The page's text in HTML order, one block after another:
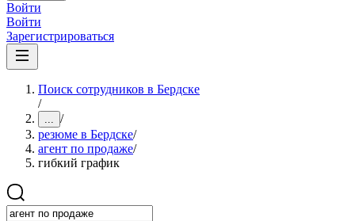
Войти
Войти
Зарегистрироваться
Поиск сотрудников в Бердске
/
... /
резюме в Бердске/
агент по продаже/
гибкий график